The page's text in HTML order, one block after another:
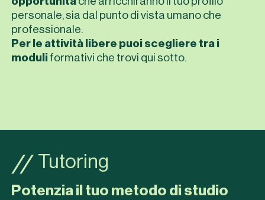
Prenota la visita
personale, sia dal punto di vista umano che
professionale.
Per le attività libere puoi scegliere tra i
moduli formativi che trovi qui sotto.
Tutoring
Potenzia il tuo metodo di studio